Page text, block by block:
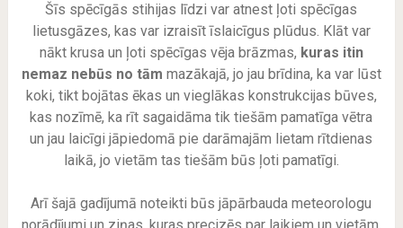
Šīs spēcīgās stihijas līdzi var atnest ļoti spēcīgas
lietusgāzes, kas var izraisīt īslaicīgus plūdus. Klāt var
nākt krusa un ļoti spēcīgas vēja brāzmas, kuras itin
nemaz nebūs no tām mazākajā, jo jau brīdina, ka var lūst
koki, tikt bojātas ēkas un vieglākas konstrukcijas būves,
kas nozīmē, ka rīt sagaidāma tik tiešām pamatīga vētra
un jau laicīgi jāpiedomā pie darāmajām lietam rītdienas
laikā, jo vietām tas tiešām būs ļoti pamatīgi.
Arī šajā gadījumā noteikti būs jāpārbauda meteorologu